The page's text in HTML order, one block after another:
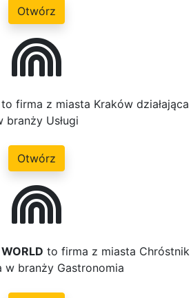
Otwórz
to firma z miasta Kraków działająca
branży Usługi
Otwórz
to firma z miasta Chróstnik
w branży Gastronomia